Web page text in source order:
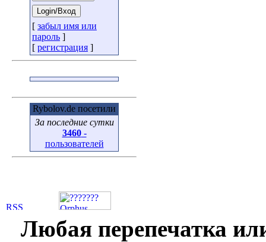
[ забыл имя или
пароль ]
[ регистрация ]
Rybolov.de посетили
За последние сутки
3460-
пользователей
Любая перепечатка